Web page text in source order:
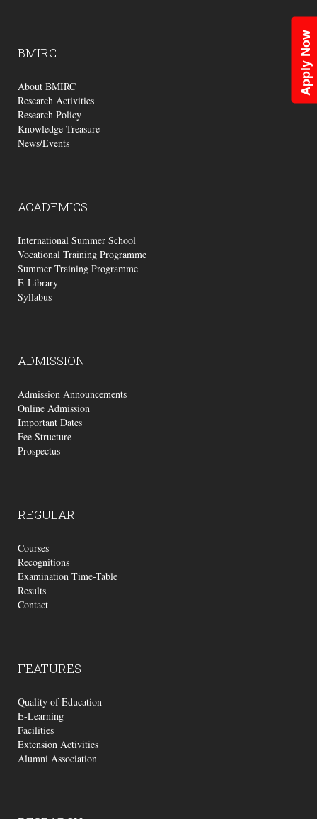
Apply Now
BMIRC
About BMIRC
Research Activities
Research Policy
Knowledge Treasure
News/Events
ACADEMICS
International Summer School
Vocational Training Programme
Summer Training Programme
E-Library
Syllabus
ADMISSION
Admission Announcements
Online Admission
Important Dates
Fee Structure
Prospectus
REGULAR
Courses
Recognitions
Examination Time-Table
Results
Contact
FEATURES
Quality of Education
E-Learning
Facilities
Extension Activities
Alumni Association